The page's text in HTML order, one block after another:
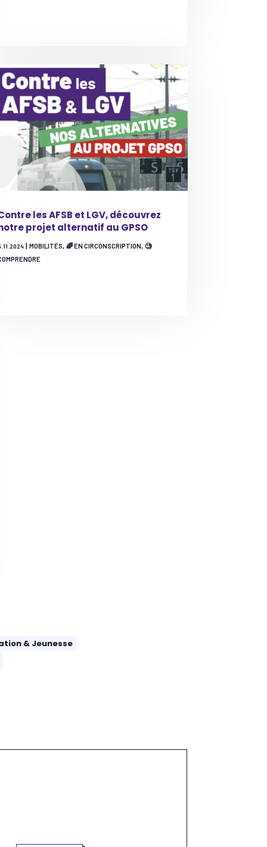
les AFSB et LGV, découvrez
projet alternatif au GPSO
| MOBILITÉS, 🌈 EN CIRCONSCRIPTION, 🧐
& Jeunesse